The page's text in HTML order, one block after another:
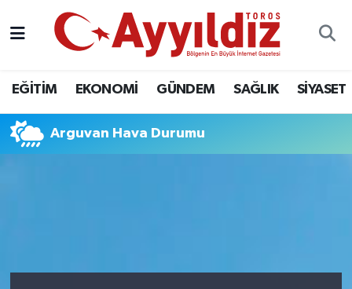
EĞİTİM EKONOMİ GÜNDEM SAĞLIK SİYASET
Arguvan Hava Durumu